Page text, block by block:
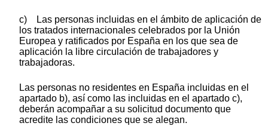
c) Las personas incluidas en el ámbito de aplicación de
los tratados internacionales celebrados por la Unión
Europea y ratificados por España en los que sea de
aplicación la libre circulación de trabajadores y
trabajadoras.
Las personas no residentes en España incluidas en el
apartado b), así como las incluidas en el apartado c),
deberán acompañar a su solicitud documento que
acredite las condiciones que se alegan.